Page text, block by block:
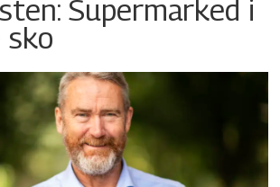
Supermarked i